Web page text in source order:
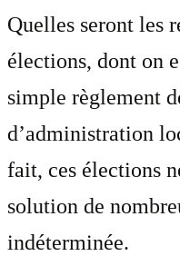
Quelles seront les
élections, dont on
simple règlement
d’administration
fait, ces élections
solution de
indéterminée.